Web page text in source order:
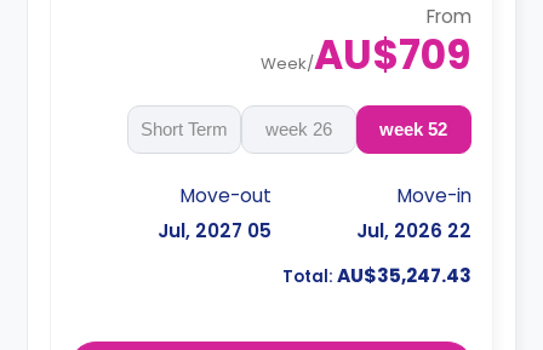
booking.
From
AU$709
/
Week
52 week
26 week
Short Term
Move-in
22 Jul, 2026
Move-out
05 Jul, 2027
Total: AU$35,247.43